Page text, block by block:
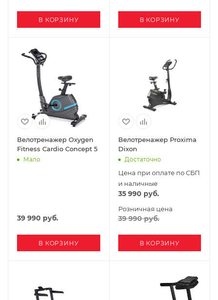
В КОРЗИНУ В КОРЗИНУ
Велотренажер Oxygen
Fitness Cardio Concept 5
Мало
39 990 руб.
В КОРЗИНУ
Велотренажер Proxima
Dixon
Достаточно
Цена при оплате по СБП
и наличные
35 990 руб.
Розничная цена
39 990руб.
В КОРЗИНУ